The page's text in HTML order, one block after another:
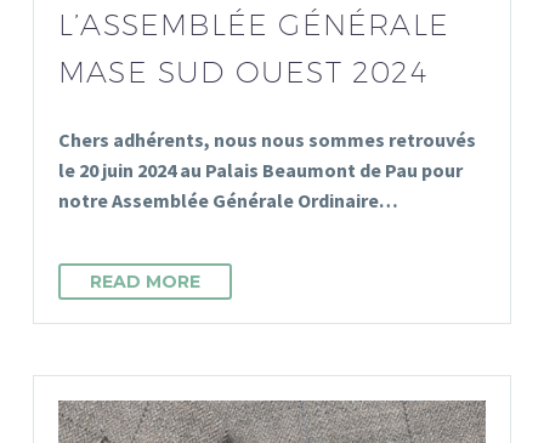
L’ASSEMBLÉE GÉNÉRALE
MASE SUD OUEST 2024
Chers adhérents, nous nous sommes retrouvés
le 20 juin 2024 au Palais Beaumont de Pau pour
notre Assemblée Générale Ordinaire…
READ MORE